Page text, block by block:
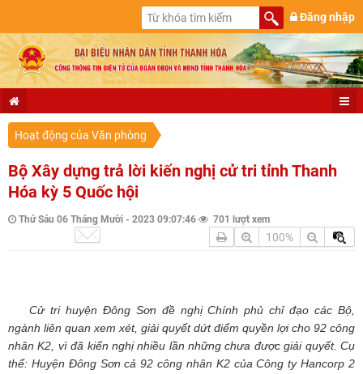
Đăng nhập
Hoạt động của Văn phòng
Bộ Xây dựng trả lời kiến nghị cử tri tỉnh Thanh
Hóa kỳ 5 Quốc hội
Thứ Sáu 06 Tháng Mười - 2023 09:07:46 701 lượt xem
100%
Cử tri huyện Đông Sơn đề nghị Chính phủ chỉ đạo các Bộ,
ngành liên quan xem xét, giải quyết dứt điểm quyền lợi cho 92 công
nhân K2, vì đã kiến nghị nhiều lần những chưa được giải quyết. Cụ
thể: Huyện Đông Sơn cả 92 công nhân K2 của Công ty Hancorp 2